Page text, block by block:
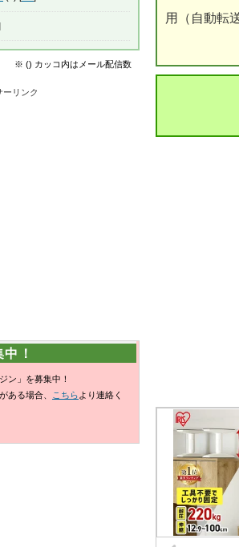
用（自動転
※ () カッコ内はメール配信数
ーリンク
！
ン」を募集中！
ある場合、
こちら より連絡く